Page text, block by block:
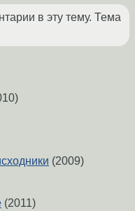
в эту тему. Тема
(2009)
(2011)